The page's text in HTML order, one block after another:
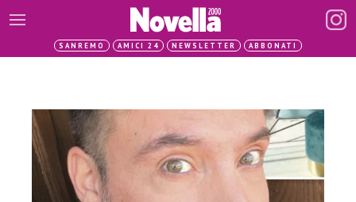
SANREMO AMICI 24 NEWSLETTER ABBONATI